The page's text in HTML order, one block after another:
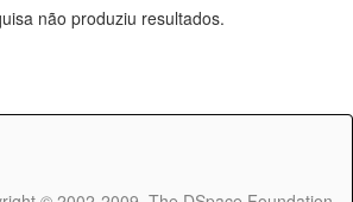
não produziu resultados.